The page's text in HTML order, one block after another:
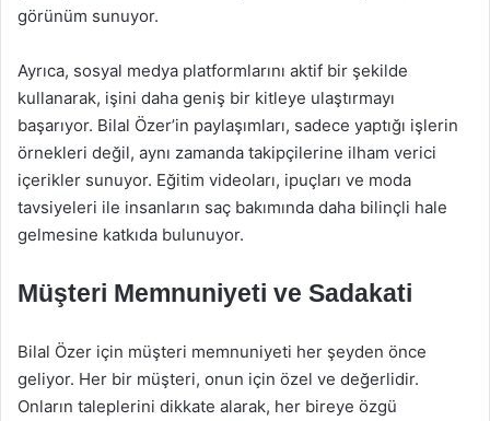
görünüm sunuyor.
Ayrıca, sosyal medya platformlarını aktif bir şekilde
kullanarak, işini daha geniş bir kitleye ulaştırmayı
başarıyor. Bilal Özer’in paylaşımları, sadece yaptığı işlerin
örnekleri değil, aynı zamanda takipçilerine ilham verici
içerikler sunuyor. Eğitim videoları, ipuçları ve moda
tavsiyeleri ile insanların saç bakımında daha bilinçli hale
gelmesine katkıda bulunuyor.
Müşteri Memnuniyeti ve Sadakati
Bilal Özer için müşteri memnuniyeti her şeyden önce
geliyor. Her bir müşteri, onun için özel ve değerlidir.
Onların taleplerini dikkate alarak, her bireye özgü